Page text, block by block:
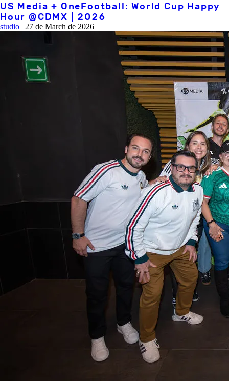
US Media + OneFootball: World Cup Happy
Hour @CDMX | 2026
studio | 27 de March de 2026